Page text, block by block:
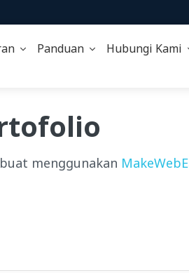
Panduan Hubungi Kami
menggunakan